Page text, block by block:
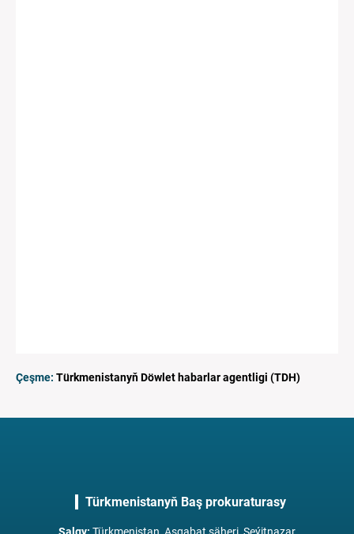
Çeşme: Türkmenistanyň Döwlet habarlar agentligi (TDH)
Türkmenistanyň Baş prokuraturasy